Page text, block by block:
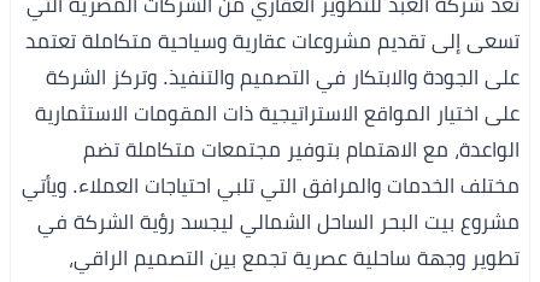
تُعد شركة العبد للتطوير العقاري من الشركات المصرية التي
تسعى إلى تقديم مشروعات عقارية وسياحية متكاملة تعتمد
على الجودة والابتكار في التصميم والتنفيذ. وتركز الشركة
على اختيار المواقع الاستراتيجية ذات المقومات الاستثمارية
الواعدة، مع الاهتمام بتوفير مجتمعات متكاملة تضم
مختلف الخدمات والمرافق التي تلبي احتياجات العملاء. ويأتي
مشروع بيت البحر الساحل الشمالي ليجسد رؤية الشركة في
تطوير وجهة ساحلية عصرية تجمع بين التصميم الراقي،